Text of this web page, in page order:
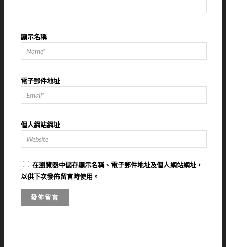
顯示名稱
電子郵件地址
個人網站網址
在瀏覽器中儲存顯示名稱、電子郵件地址及個人網站網址，
以供下次發佈留言時使用。